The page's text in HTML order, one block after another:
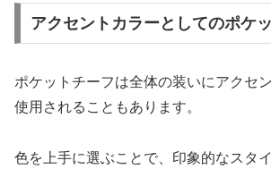
アクセントカラーとしてのポケ
ポケットチーフは全体の装いにアクセ
使用されることもあります。
色を上手に選ぶことで、印象的なスタ